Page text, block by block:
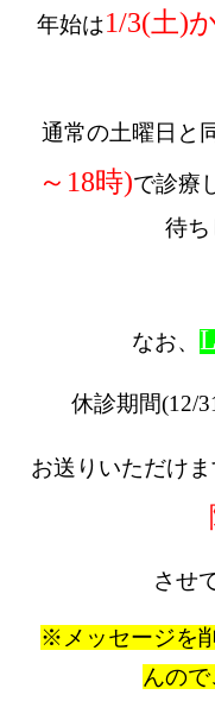
年始は1/3(土)
通常の土曜日と
～18時)で診療
待ち
なお、
休診期間(12/
お送りいただけ
させ
※メッセージを
んので